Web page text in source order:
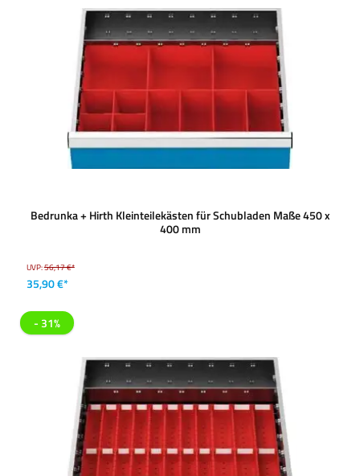
Bedrunka + Hirth Kleinteilekästen für Schubladen Maße 450 x
400 mm
UVP:56,17 €*
35,90 €*
- 31%